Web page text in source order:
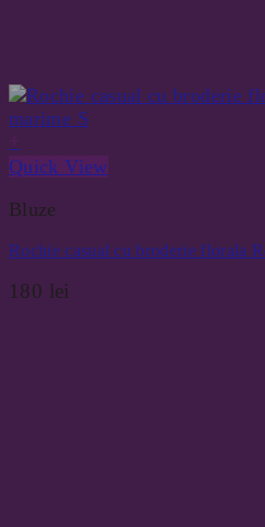
Quick View
Bluze
Rochie casual cu broderie florala
180 lei